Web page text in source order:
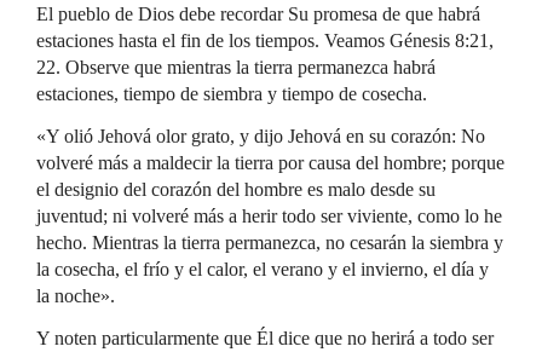
El pueblo de Dios debe recordar Su promesa de que habrá
estaciones hasta el fin de los tiempos. Veamos Génesis 8:21,
22. Observe que mientras la tierra permanezca habrá
estaciones, tiempo de siembra y tiempo de cosecha.
«Y olió Jehová olor grato, y dijo Jehová en su corazón: No
volveré más a maldecir la tierra por causa del hombre; porque
el designio del corazón del hombre es malo desde su
juventud; ni volveré más a herir todo ser viviente, como lo he
hecho. Mientras la tierra permanezca, no cesarán la siembra y
la cosecha, el frío y el calor, el verano y el invierno, el día y
la noche».
Y noten particularmente que Él dice que no herirá a todo ser